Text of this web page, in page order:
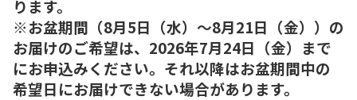
ります。
※お盆期間（8月5日（水）～8月21日（金））の
お届けのご希望は、2026年7月24日（金）まで
にお申込みください。それ以降はお盆期間中の
希望日にお届けできない場合があります。